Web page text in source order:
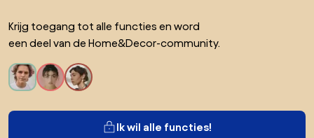
Krijg toegang tot alle functies en word
een deel van de Home&Decor-community.
Ik wil alle functies!